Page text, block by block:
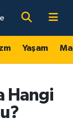
Yaşam
Hangi